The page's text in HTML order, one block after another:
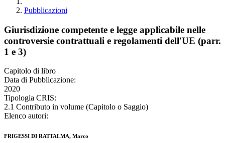
Pubblicazioni
Giurisdizione competente e legge applicabile nelle
controversie contrattuali e regolamenti dell'UE (parr.
1 e 3)
Capitolo di libro
Data di Pubblicazione:
2020
Tipologia CRIS:
2.1 Contributo in volume (Capitolo o Saggio)
Elenco autori:
FRIGESSI DI RATTALMA, Marco